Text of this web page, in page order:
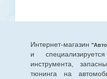
Интернет-магазин
и
инструмента,
тюнинга на